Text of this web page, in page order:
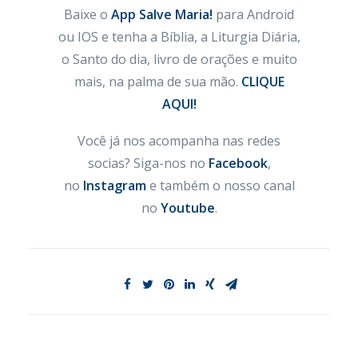
Baixe o App Salve Maria! para Android
ou IOS e tenha a Bíblia, a Liturgia Diária,
o Santo do dia, livro de orações e muito
mais, na palma de sua mão. CLIQUE
AQUI!
Você já nos acompanha nas redes
socias? Siga-nos no Facebook,
no Instagrame também o nosso canal
no Youtube.